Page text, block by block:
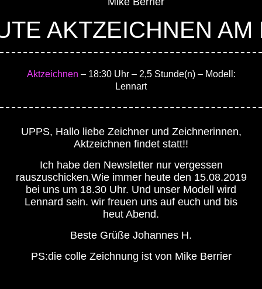
AKTZEICHNEN AM
Aktzeichnen – 18:30 Uhr– 2,5 Stunde(n)– Modell:
Lennart
UPPS, Hallo liebe Zeichner und Zeichnerinnen,
Aktzeichnen findet statt!!
Ich habe den Newsletter nur vergessen
rauszuschicken.Wie immer heute den 15.08.2019
bei uns um 18.30 Uhr. Und unser Modell wird
Lennard sein. wir freuen uns auf euch und bis
heut Abend.
Beste Grüße Johannes H.
PS:die colle Zeichnung ist von Mike Berrier